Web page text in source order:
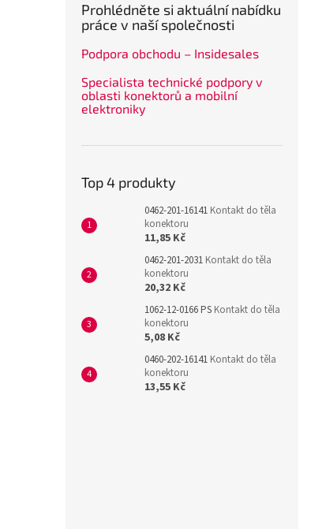
Prohlédněte si aktuální nabídku
práce v naší společnosti
Podpora obchodu – Insidesales
Specialista technické podpory v
oblasti konektorů a mobilní
elektroniky
Top 4 produkty
0462-201-16141 Kontakt do těla
konektoru
11,85 Kč
0462-201-2031 Kontakt do těla
konektoru
20,32 Kč
1062-12-0166 PS Kontakt do těla
konektoru
5,08 Kč
0460-202-16141 Kontakt do těla
konektoru
13,55 Kč